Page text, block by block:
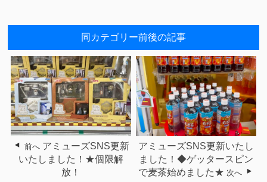
同カテゴリー前後の記事
前へ アミューズSNS更新
いたしました！★個限解
放！
アミューズSNS更新いたし
ました！◆ゲッタースピン
で麦茶始めました★ 次へ